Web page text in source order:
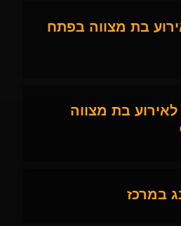
בת מצווה בפתח
לאירוע בת מצווה
במרכז